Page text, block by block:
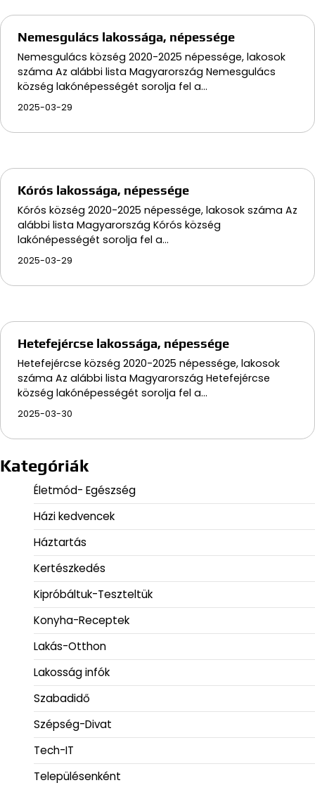
Nemesgulács lakossága, népessége
Nemesgulács község 2020-2025 népessége, lakosok
száma Az alábbi lista Magyarország Nemesgulács
község lakónépességét sorolja fel a…
2025-03-29
Kórós lakossága, népessége
Kórós község 2020-2025 népessége, lakosok száma Az
alábbi lista Magyarország Kórós község
lakónépességét sorolja fel a…
2025-03-29
Hetefejércse lakossága, népessége
Hetefejércse község 2020-2025 népessége, lakosok
száma Az alábbi lista Magyarország Hetefejércse
község lakónépességét sorolja fel a…
2025-03-30
Kategóriák
Életmód- Egészség
Házi kedvencek
Háztartás
Kertészkedés
Kipróbáltuk-Teszteltük
Konyha-Receptek
Lakás-Otthon
Lakosság infók
Szabadidő
Szépség-Divat
Tech-IT
Településenként